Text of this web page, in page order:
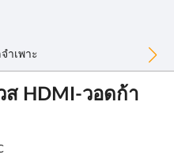
ำเพาะ
ส HDMI-วอดก้า